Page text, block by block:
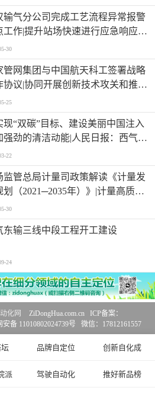
输气分公司完成工艺流程异常报警
工作|提升站场快速进行应急响应的
30
管网集团与中国航天科工签署战略
协议|协同开展创新技术攻关和推进
转型
25
现“双碳”目标、建设美丽中国注入
强劲的清洁动能|人民日报：西气东
计输气量超八千亿立方米
22
监管总局计量司政策解读《计量发
划（2021─2035年）》|计量高质量
与自动化科技
30
东输三线中段工程开工建设
24
品牌自定位 创新自化成
派 驾驶自动化 推好新品榜
化网
ZiDongHua.com.cn ICP备案：
备 11010802024739号 微信：17812161557